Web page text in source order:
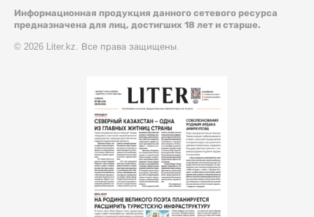
Информационная продукция данного сетевого ресурса
предназначена для лиц, достигших 18 лет и старше.
© 2026 Liter.kz. Все права защищены.